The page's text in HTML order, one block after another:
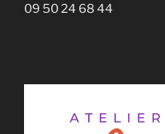
09 50 24 68 44